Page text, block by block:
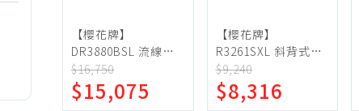
【櫻花牌】
DR3880BSL 流線型
除油煙機 渦輪變頻
80cm 靜音除味
Turbo大吸力 LED燈
$16,750
$15,075
【櫻花牌】
R3261SXL 斜背式除
油煙機 高速雙渦輪
90cm 全機不鏽鋼
LED燈 23公分深大集
$9,240
$8,316